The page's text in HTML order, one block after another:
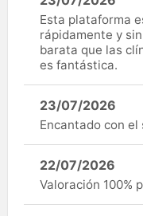
Esta plataforma
rápidamente y
barata que las
es fantástica.
23/07/2026
Encantado con
22/07/2026
Valoración 100%